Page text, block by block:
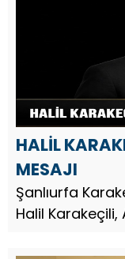
temel taşı
HALİL
MESAJI
Şanlıurfa
Halil Karakeçili,